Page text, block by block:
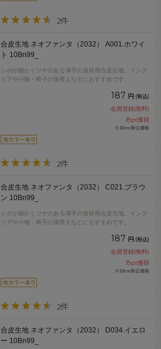
2件
合皮生地 ネオファンタ（2032） A001.ホワイ
ト 10Bn99_
シボが細かくツヤのある薄手の資材用合皮生地。インテ
リアや小物・椅子の張替えなどにおすすめです。
187 円 (税込)
会員登録(無料)
8pt獲得
※10cm単位価格
2件
合皮生地 ネオファンタ（2032） C021.ブラウ
ン 10Bn99_
シボが細かくツヤのある薄手の資材用合皮生地。インテ
リアや小物・椅子の張替えなどにおすすめです。
187 円 (税込)
会員登録(無料)
8pt獲得
※10cm単位価格
2件
合皮生地 ネオファンタ（2032） D034.イエロ
ー 10Bn99_